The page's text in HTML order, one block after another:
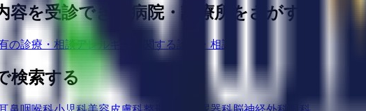
容を受診できる病院・診療所をさがす
の診療・相談 アレルギーに関する診療・相談
検索する